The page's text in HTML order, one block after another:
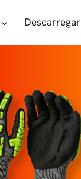
Descarregar